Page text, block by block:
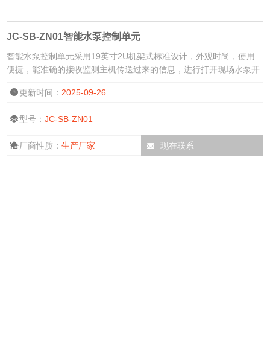
JC-SB-ZN01智能水泵控制单元
智能水泵控制单元采用19英寸2U机架式标准设计，外观时尚，使用
便捷，能准确的接收监测主机传送过来的信息，进行打开现场水泵开
作，安装灵活方便。
更新时间： 2025-09-26
型号：JC-SB-ZN01
厂商性质：生产厂家 现在联系